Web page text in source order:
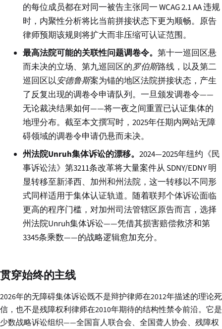
的每位成员都在对同一被告主张同一 WCAG 2.1 AA 违规
时，内聚性分析将比当前拼接状态下更为顺畅。原告
律师预期该规则将扩大而非压缩可认证范围。
最高法院可能的关联性问题调卷令。第十一巡回区悬
而未决的立场、第九巡回区的罗伯斯路线，以及第二
巡回区以安德鲁斯案为锚的地区法院拼接状态，产生
了反复出现的调卷令申请队列。一旦颁发调卷令——
无论裁决结果如何——将一夜之间重置已认证集体的
地理分布。截至本文撰写时，2025年任期内网站无障
碍领域的调卷令申请仍悬而未决。
州法院Unruh集体诉讼的漂移。2024—2025年纽约《民
事诉讼法》第3211条改革将大量案件从 SDNY/EDNY 明
显转移至新泽西、加州和州法院，这一转移以不同形
式同样适用于集体认证轨道。随着联邦个体诉讼面临
更高的程序门槛，对加州司法管辖区原告而言，选择
州法院Unruh集体诉讼——凭借其损害赔偿救济和第
3345条乘数——的战略逻辑愈加充分。
贯穿始终的主线
2026年的无障碍集体诉讼既不是辩护律师在2012年描述的理论死
信，也不是残障权利律师在2010年期待的结构性禁令前沿。它是
少数战略诉讼组织——全国盲人联合会、全国聋人协会、残障权